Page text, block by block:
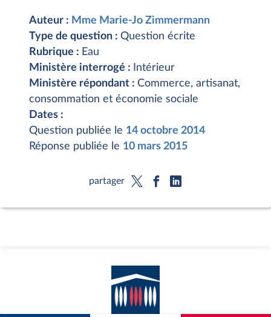
Auteur : Mme Marie-Jo Zimmermann
Type de question : Question écrite
Rubrique : Eau
Ministère interrogé :
Intérieur
Ministère répondant : Commerce, artisanat,
consommation et économie sociale
Dates :
Question publiée le 14 octobre 2014
Réponse publiée le 10 mars 2015
partager